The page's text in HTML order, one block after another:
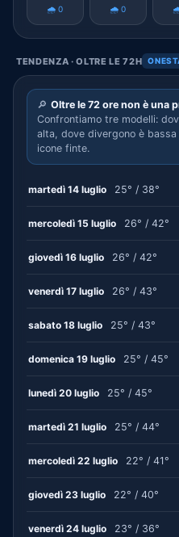
🌧️ 0 🌧️ 0
TENDENZA · OLTRE LE 72H
🔎 Oltre le 72 ore non è una
Confrontiamo tre modelli:
alta, dove divergono è
icone finte.
martedì 14 luglio 25° / 38°
mercoledì 15 luglio 26° / 42°
giovedì 16 luglio 26° / 42°
venerdì 17 luglio 26° / 43°
sabato 18 luglio 25° / 43°
domenica 19 luglio 25° / 45°
lunedì 20 luglio 25° / 45°
martedì 21 luglio 25° / 44°
mercoledì 22 luglio 22° / 41°
giovedì 23 luglio 22° / 40°
venerdì 24 luglio 23° / 36°